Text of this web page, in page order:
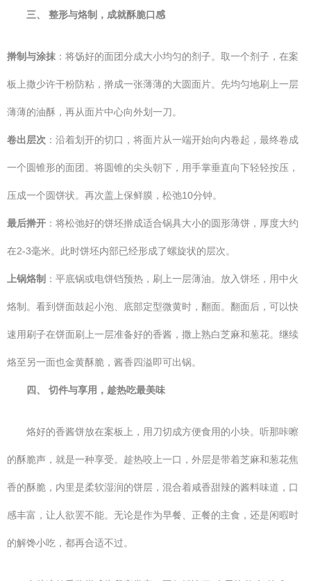
三、 整形与烙制，成就酥脆口感
擀制与涂抹 ：将饧好的面团分成大小均匀的剂子。取一个剂子，在案
板上撒少许干粉防粘，擀成一张薄薄的大圆面片。先均匀地刷上一层
薄薄的油酥，再从面片中心向外划一刀。
卷出层次 ：沿着划开的切口，将面片从一端开始向内卷起，最终卷成
一个圆锥形的面团。将圆锥的尖头朝下，用手掌垂直向下轻轻按压，
压成一个圆饼状。再次盖上保鲜膜，松弛10分钟。
最后擀开 ：将松弛好的饼坯擀成适合锅具大小的圆形薄饼，厚度大约
在2-3毫米。此时饼坯内部已经形成了螺旋状的层次。
上锅烙制 ：平底锅或电饼铛预热，刷上一层薄油。放入饼坯，用中火
烙制。看到饼面鼓起小泡、底部定型微黄时，翻面。翻面后，可以快
速用刷子在饼面刷上一层准备好的香酱，撒上熟白芝麻和葱花。继续
烙至另一面也金黄酥脆，酱香四溢即可出锅。
四、 切件与享用，趁热吃最美味
烙好的香酱饼放在案板上，用刀切成方便食用的小块。听那咔嚓
的酥脆声，就是一种享受。趁热咬上一口，外层是带着芝麻和葱花焦
香的酥脆，内里是柔软湿润的饼层，混合着咸香甜辣的酱料味道，口
感丰富，让人欲罢不能。无论是作为早餐、正餐的主食，还是闲暇时
的解馋小吃，都再合适不过。